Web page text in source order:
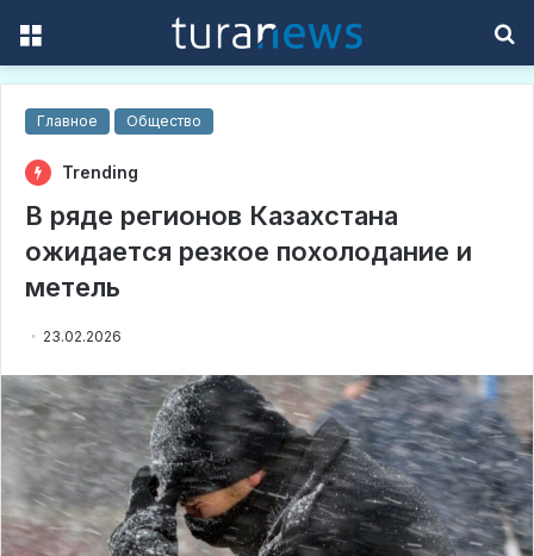
Главное Общество
Trending
В ряде регионов Казахстана
ожидается резкое похолодание и
метель
23.02.2026